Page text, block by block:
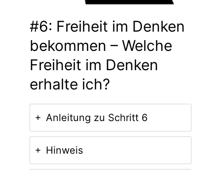
#6: Freiheit im Denken
bekommen – Welche
Freiheit im Denken
erhalte ich?
Anleitung zu Schritt 6
Hinweis